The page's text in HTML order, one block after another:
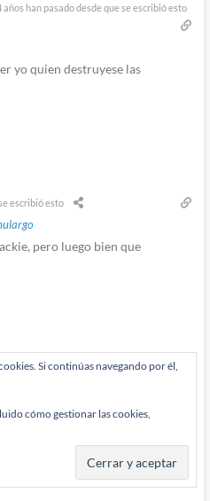
años han pasado desde que se escribió esto
yo quien destruyese las
escribió esto
pero luego bien que
escribió esto
Beyond es recuperar toda la
que si los Slingers…
Si continúas navegando por él,
cómo gestionar las cookies,